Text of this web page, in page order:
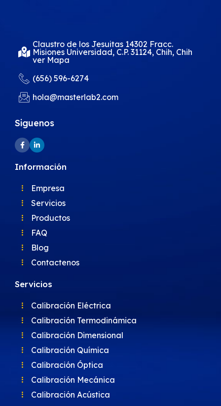
Claustro de los Jesuitas 14302 Fracc.
Misiones Universidad, C.P. 31124, Chih, Chih
ver Mapa
(656) 596-6274
hola@masterlab2.com
Siguenos
Información
Empresa
Servicios
Productos
FAQ
Blog
Contactenos
Servicios
Calibración Eléctrica
Calibración Termodinámica
Calibración Dimensional
Calibración Química
Calibración Óptica
Calibración Mecánica
Calibración Acústica